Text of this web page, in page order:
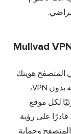
هويتك
الظاهرية، لكنه لا يُخفي موقعك الجغرافي. افتحه بدون VPN،
موقع
على رؤية
وحماية